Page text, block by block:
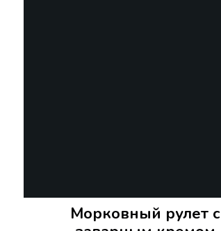
Морковный рулет с